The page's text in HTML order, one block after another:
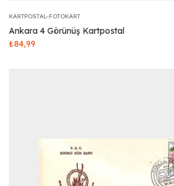
KARTPOSTAL-FOTOKART
Ankara 4 Görünüş Kartpostal
₺84,99